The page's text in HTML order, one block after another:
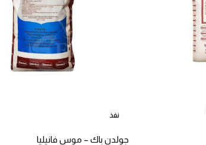
نفذ
جولدن باك – موس فانيليا